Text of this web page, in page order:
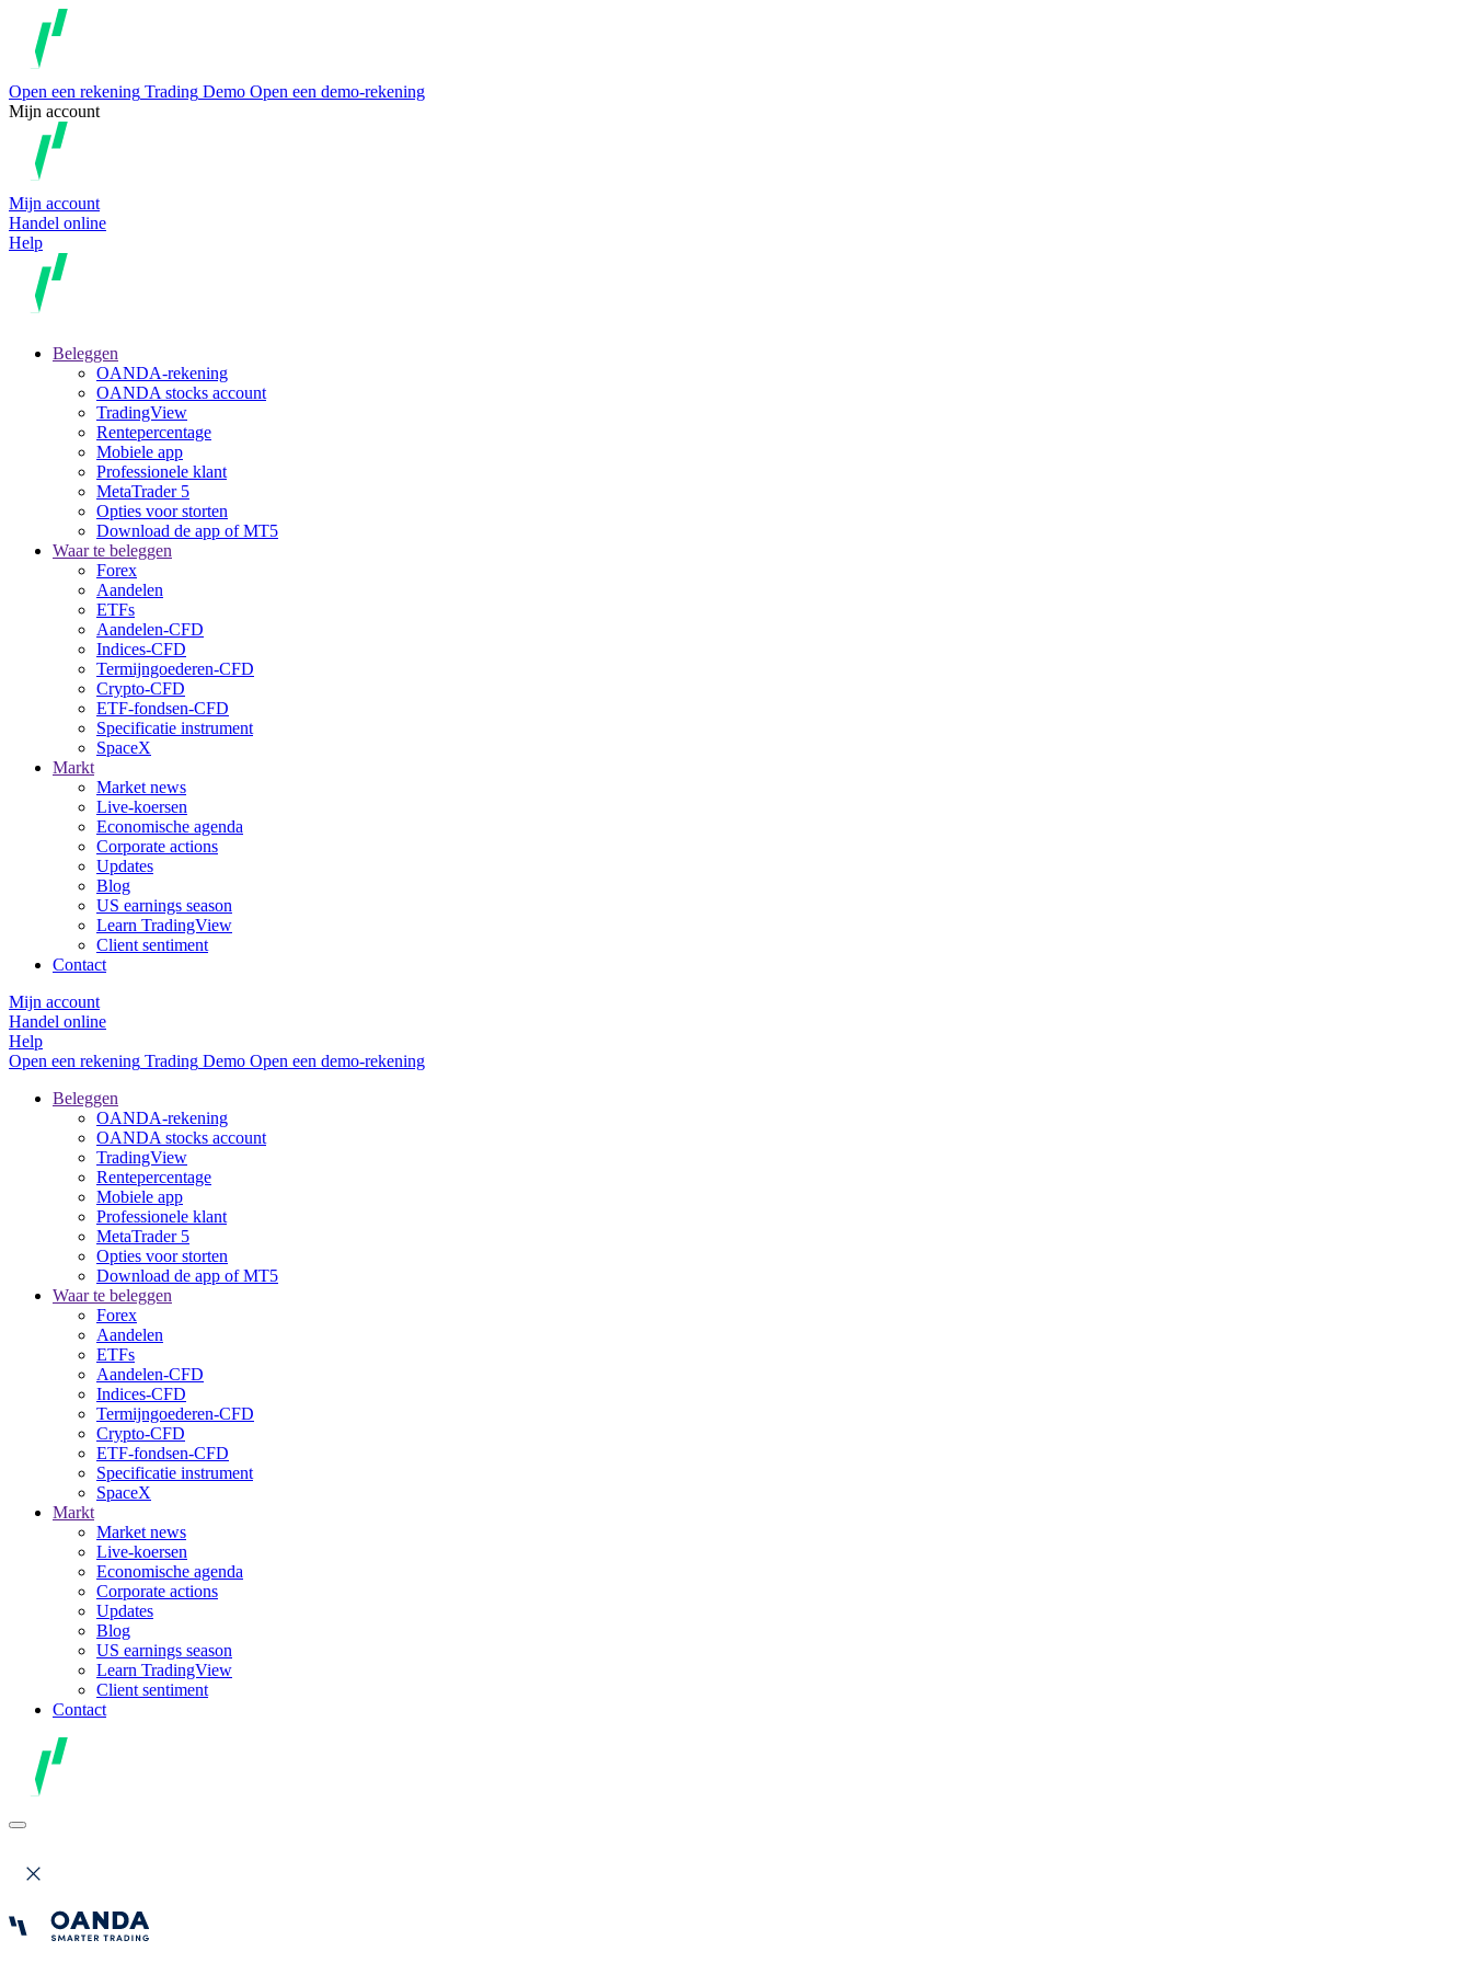
Open een rekening Trading Demo Open een demo-rekening
Mijn account
Mijn account
Handel online
Help
Beleggen
OANDA-rekening
OANDA stocks account
TradingView
Rentepercentage
Mobiele app
Professionele klant
MetaTrader 5
Opties voor storten
Download de app of MT5
Waar te beleggen
Forex
Aandelen
ETFs
Aandelen-CFD
Indices-CFD
Termijngoederen-CFD
Crypto-CFD
ETF-fondsen-CFD
Specificatie instrument
SpaceX
Markt
Market news
Live-koersen
Economische agenda
Corporate actions
Updates
Blog
US earnings season
Learn TradingView
Client sentiment
Contact
Mijn account
Handel online
Help
Open een rekening Trading Demo Open een demo-rekening
Beleggen
OANDA-rekening
OANDA stocks account
TradingView
Rentepercentage
Mobiele app
Professionele klant
MetaTrader 5
Opties voor storten
Download de app of MT5
Waar te beleggen
Forex
Aandelen
ETFs
Aandelen-CFD
Indices-CFD
Termijngoederen-CFD
Crypto-CFD
ETF-fondsen-CFD
Specificatie instrument
SpaceX
Markt
Market news
Live-koersen
Economische agenda
Corporate actions
Updates
Blog
US earnings season
Learn TradingView
Client sentiment
Contact